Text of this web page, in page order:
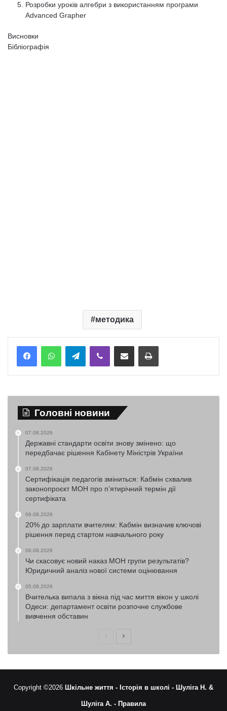
Розробки уроків алгебри з використанням програми
Advanced Grapher
Висновки
Бібліографія
методика
TelegramViber Надіслати електронною поштоюНадрукувати
Головні новини
07.08.2026
Державні стандарти освіти знову змінено: що
передбачає рішення Кабінету Міністрів України
07.08.2026
Сертифікація педагогів зміниться: Кабмін схвалив
законопроєкт МОН про п’ятирічний термін дії
сертифіката
06.08.2026
20% до зарплати вчителям: Кабмін визначив ключові
рішення перед стартом навчального року
06.08.2026
Чи скасовує новий наказ МОН групи результатів?
Юридичний аналіз нової системи оцінювання
05.08.2026
Вчителька випала з вікна під час миття вікон у школі
Одеси: департамент освіти розпочне службове
вивчення обставин
ПопередняНаступна
Copyright ©2026 Шкільне життя - Історія в школі - Шуліга Н. &
Шуліга А. - Правила